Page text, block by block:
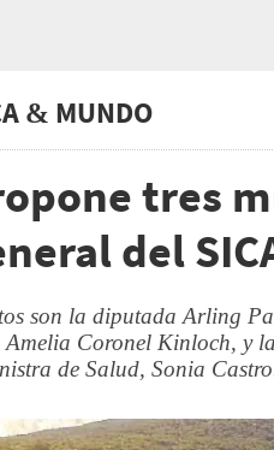
& MUNDO
tres
del
son la diputada Arling
Coronel Kinloch, y
de Salud, Sonia